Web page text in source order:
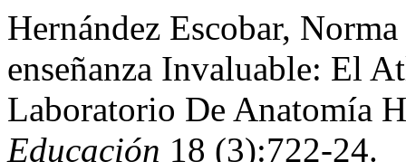
Hernández Escobar,
enseñanza Invaluable: El
Laboratorio De Anatomía
Educación 18 (3):722-24.